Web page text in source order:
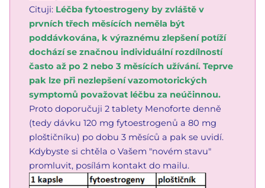
Cituji: Léčba fytoestrogeny by zvláště v
prvních třech měsících neměla být
poddávkována, k výraznému zlepšení potíží
dochází se značnou individuální rozdílností
často až po 2 nebo 3 měsících užívání. Teprve
pak lze při nezlepšení vazomotorických
symptomů považovat léčbu za neúčinnou.
Proto doporučuji 2 tablety Menoforte denně
(tedy dávku 120 mg fytoestrogenů a 80 mg
ploštičníku) po dobu 3 měsíců a pak se uvidí.
Kdybyste si chtěla o Vašem "novém stavu"
promluvit, posílám kontakt do mailu.